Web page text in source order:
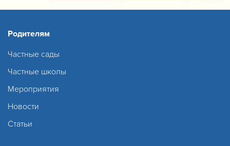
Родителям
Частные сады
Частные школы
Мероприятия
Новости
Статьи